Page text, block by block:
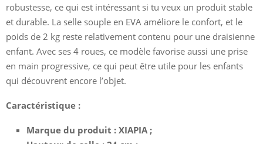
robustesse, ce qui est intéressant si tu veux un produit stable
et durable. La selle souple en EVA améliore le confort, et le
poids de 2 kg reste relativement contenu pour une draisienne
enfant. Avec ses 4 roues, ce modèle favorise aussi une prise
en main progressive, ce qui peut être utile pour les enfants
qui découvrent encore l’objet.
Caractéristique :
Marque du produit : XIAPIA ;